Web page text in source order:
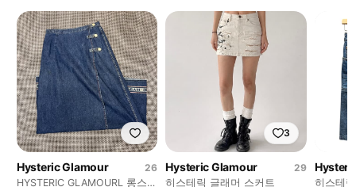
Hysteric Glamour
26
HYSTERIC GLAMOURL 롱스커
3
Hysteric Glamour
29
히스테릭 글래머 스커트
히스테